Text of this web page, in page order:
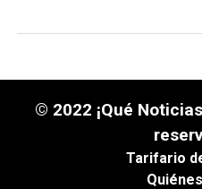
© 2022 ¡Qué
Tarifario